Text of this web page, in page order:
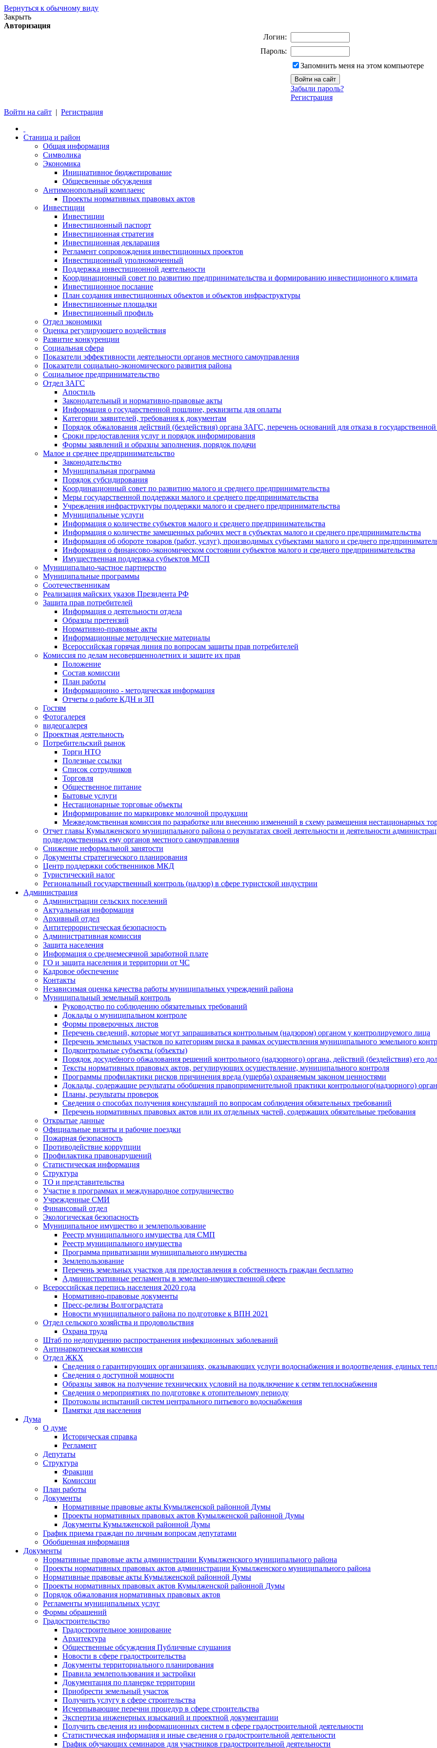
Вернуться к обычному виду
Закрыть
Авторизация
Логин:
Пароль:
Запомнить меня на этом компьютере
Забыли пароль?
Регистрация
Войти на сайт | Регистрация
Станица и район
Общая информация
Символика
Экономика
Инициативное бюджетирование
Общесвенные обсуждения
Антимонопольный комплаенс
Проекты нормативных правовых актов
Инвестиции
Инвестиции
Инвестиционный паспорт
Инвестиционная стратегия
Инвестиционная декларация
Регламент сопровождения инвестиционных проектов
Инвестиционный уполномоченный
Поддержка инвестиционной деятельности
Координационный совет по развитию предпринимательства и формированию инвестиционного климата
Инвестиционное послание
План создания инвестиционных объектов и объектов инфраструктуры
Инвестиционные площадки
Инвестиционный профиль
Отдел экономики
Оценка регулирующего воздействия
Развитие конкуренции
Социальная сфера
Показатели эффективности деятельности органов местного самоуправления
Показатели социально-экономического развития района
Социальное предпринимательство
Отдел ЗАГС
Апостиль
Законодательный и нормативно-правовые акты
Информация о государственной пошлине, реквизиты для оплаты
Категории заявителей, требования к документам
Порядок обжалования действий (бездействия) органа ЗАГС, перечень оснований для отказа в
Сроки предоставления услуг и порядок информирования
Формы заявлений и образцы заполнения, порядок подачи
Малое и среднее предпринимательство
Законодательство
Муниципальная программа
Порядок субсидирования
Координационный совет по развитию малого и среднего предпринимательства
Меры государственной поддержки малого и среднего предпринимательства
Учреждения инфраструктуры поддержки малого и среднего предпринимательства
Муниципальные услуги
Информация о количестве субъектов малого и среднего предпринимательства
Информация о количестве замещенных рабочих мест в субъектах малого и среднего предпринимательства
Информация об обороте товаров (работ, услуг), производимых субъектами малого и среднего
Информация о финансово-экономическом состоянии субъектов малого и среднего предпринимательства
Имущественная поддержка субъектов МСП
Муниципально-частное партнерство
Муниципальные программы
Соотечественникам
Реализация майских указов Президента РФ
Защита прав потребителей
Информация о деятельности отдела
Образцы претензий
Нормативно-правовые акты
Информационные методические материалы
Всероссийская горячая линия по вопросам защиты прав потребителей
Комиссия по делам несовершеннолетних и защите их прав
Положение
Состав комиссии
План работы
Информационно - методическая информация
Отчеты о работе КДН и ЗП
Гостям
Фотогалерея
видеогалерея
Проектная деятельность
Потребительский рынок
Торги НТО
Полезные ссылки
Список сотрудников
Торговля
Общественное питание
Бытовые услуги
Нестационарные торговые объекты
Информирование по маркировке молочной продукции
Межведомственная комиссия по разработке или внесению изменений в схему размещения нестационарных
Отчет главы Кумылженского муниципального района о результатах своей деятельности и деятельности
подведомственных ему органов местного самоуправления
Снижение неформальной занятости
Документы стратегического планирования
Центр поддержки собственников МКД
Туристический налог
Региональный государственный контроль (надзор) в сфере туристской индустрии
Администрация
Администрации сельских поселений
Актуальньная информация
Архивный отдел
Антитеррористическая безопасность
Административная комиссия
Защита населения
Информация о среднемесячной заработной плате
ГО и защита населения и территории от ЧС
Кадровое обеспечение
Контакты
Независимая оценка качества работы муниципальных учреждений района
Муниципальный земельный контроль
Руководство по соблюдению обязательных требований
Доклады о муниципальном контроле
Формы проверочных листов
Перечень сведений, которые могут запрашиваться контрольным (надзором) органом у контролируемого лица
Перечень земельных участков по категориям риска в рамках осуществления муниципального земельного
Подконтрольные субъекты (объекты)
Порядок досудебного обжалования решений контрольного (надзорного) органа, действий (бездействия) его
Тексты нормативных правовых актов, регулирующих осуществление, муниципального контроля
Программы профилактики рисков причинения вреда (ущерба) охраняемым законом ценностями
Доклады, содержащие результаты обобщения правоприменительной практики контрольного(надзорного)
Планы, результаты проверок
Сведения о способах получения консультаций по вопросам соблюдения обязательных требований
Перечень нормативных правовых актов или их отдельных частей, содержащих обязательные требования
Открытые данные
Официальные визиты и рабочие поездки
Пожарная безопасность
Противодействие коррупции
Профилактика правонарушений
Статистическая информация
Структура
ТО и представительства
Участие в программах и международное сотрудничество
Учрежденные СМИ
Финансовый отдел
Экологическая безопасность
Муниципальное имущество и землепользование
Реестр муниципального имущества для СМП
Реестр муниципального имущества
Программа приватизации муниципального имущества
Землепользование
Перечень земельных участков для предоставления в собственность граждан бесплатно
Административные регламенты в земельно-имущественной сфере
Всероссийская перепись населения 2020 года
Нормативно-правовые документы
Пресс-релизы Волгоградстата
Новости муниципального района по подготовке к ВПН 2021
Отдел сельского хозяйства и продовольствия
Охрана труда
Штаб по недопущению распространения инфекционных заболеваний
Антинаркотическая комиссия
Отдел ЖКХ
Сведения о гарантирующих организациях, оказывающих услуги водоснабжения и водоотведения, единых
Сведения о доступной мощности
Образцы заявок на получение технических условий на подключение к сетям теплоснабжения
Сведения о мероприятиях по подготовке к отопительному периоду
Протоколы испытаний систем центрального питьевого водоснабжения
Памятки для населения
Дума
О думе
Историческая справка
Регламент
Депутаты
Структура
Фракции
Комиссии
План работы
Документы
Нормативные правовые акты Кумылженской районной Думы
Проекты нормативных правовых актов Кумылженской районной Думы
Документы Кумылженской районной Думы
График приема граждан по личным вопросам депутатами
Обобщенная информация
Документы
Нормативные правовые акты администрации Кумылженского муниципального района
Проекты нормативных правовых актов администрации Кумылженского муниципального района
Нормативные правовые акты Кумылженской районной Думы
Проекты нормативных правовых актов Кумылженской районной Думы
Порядок обжалования нормативных правовых актов
Регламенты муниципальных услуг
Формы обращений
Градостроительство
Градостроительное зонирование
Архитектура
Общественные обсуждения Публичные слушания
Новости в сфере градостроительства
Документы территориального планирования
Правила землепользования и застройки
Документация по планерке территории
Приобрести земельный участок
Получить услугу в сфере строительства
Исчерпывающие перечни процедур в сфере строительства
Экспертиза инженерных изысканий и проектной документации
Получить сведения из информационных систем в сфере градостроительной деятельности
Статистическая информация и иные сведения о градостроительной деятельности
График обучающих семинаров для участников градостроительной деятельности